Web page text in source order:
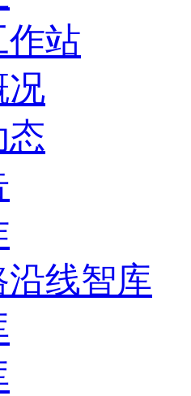
作站
况
态
线智库